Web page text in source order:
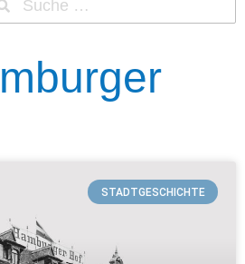
STADTGESCHICHTE